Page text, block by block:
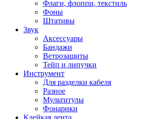
Флаги, флоппи, текстиль
Фоны
Штативы
Звук
Аксессуары
Бандажи
Ветрозащиты
Тейп и липучки
Инструмент
Для разделки кабеля
Разное
Мультитулы
Фонарики
Клейкая лента